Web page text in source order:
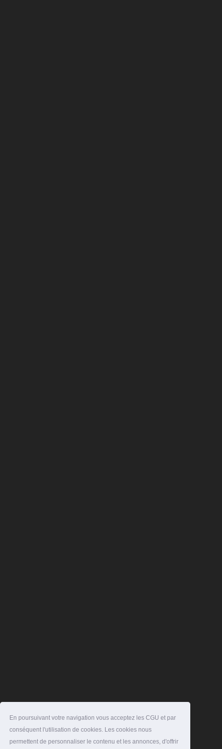
En poursuivant votre navigation vous acceptez les CGU et par
conséquent l'utilisation de cookies. Les cookies nous
permettent de personnaliser le contenu et les annonces, d'offrir